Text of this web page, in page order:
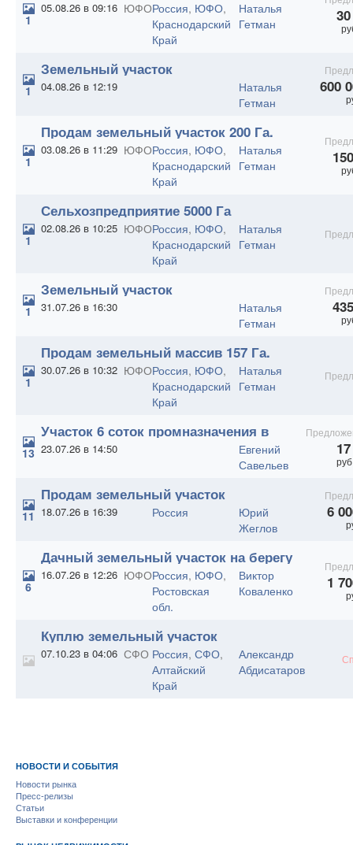
1
05.08.26 в 09:16 ЮФОРоссия, ЮФО,
Краснодарский
Край
Наталья
Гетман
1
Земельный участок
сельхозназначения 2000 Га 600
04.08.26 в 12:19
Наталья
Гетман
1
Продам земельный участок 200 Га.
03.08.26 в 11:29 ЮФОРоссия, ЮФО,
Краснодарский
Край
Наталья
Гетман
1
Сельхозпредприятие 5000 Га
02.08.26 в 10:25 ЮФОРоссия, ЮФО,
Краснодарский
Край
Наталья
Гетман
1
Земельный участок
сельхозназначения 3000 Га
31.07.26 в 16:30
Наталья
Гетман
1
Продам земельный массив 157 Га.
30.07.26 в 10:32 ЮФОРоссия, ЮФО,
Краснодарский
Край
Наталья
Гетман
13
Участок 6 соток промназначения в
субаренду в с.Кулунда
23.07.26 в 14:50
Евгений
Савельев
11
Продам земельный участок
коммерческого назначения на трассе
М5 Урал 6
18.07.26 в 16:39 Россия
Юрий
Жеглов
6
Дачный земельный участок на берегу
Азовского моря
1
16.07.26 в 12:26 ЮФОРоссия, ЮФО,
Ростовская
обл.
Виктор
Коваленко
Куплю земельный участок
07.10.23 в 04:06 СФО Россия, СФО,
Алтайский
Край
Александр
Абдисатаров
НОВОСТИ И СОБЫТИЯ
Новости рынка
Пресс-релизы
Статьи
Выставки и конференции